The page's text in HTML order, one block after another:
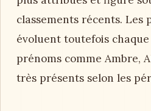
classements récents. Les
évoluent toutefois chaque
prénoms comme Ambre,
très présents selon les